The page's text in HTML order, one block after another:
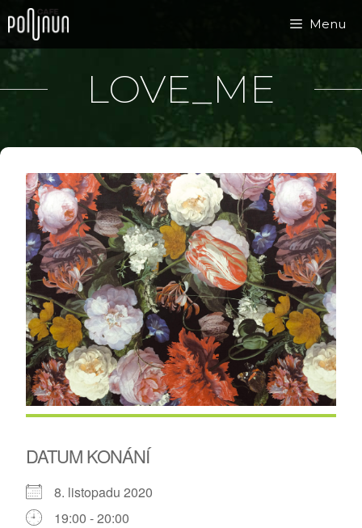
Přeskočit
na
obsah
Menu
LOVE_ME
DATUM KONÁNÍ
8. listopadu 2020
19:00 - 20:00